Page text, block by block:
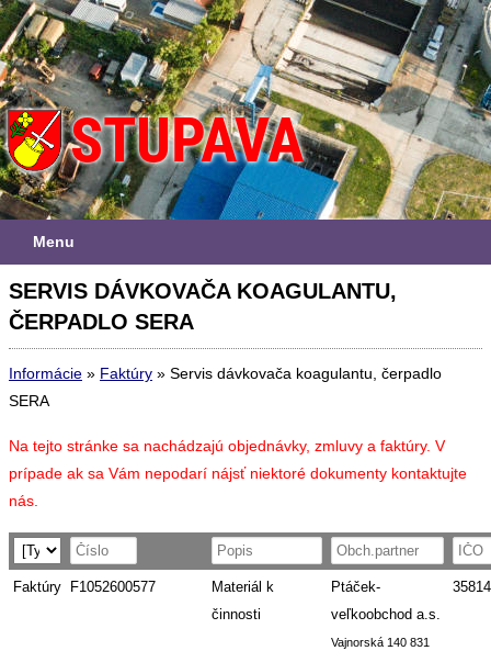
Menu
SERVIS DÁVKOVAČA KOAGULANTU,
ČERPADLO SERA
Informácie » Faktúry » Servis dávkovača koagulantu, čerpadlo
SERA
Na tejto stránke sa nachádzajú objednávky, zmluvy a faktúry. V
prípade ak sa Vám nepodarí nájsť niektoré dokumenty kontaktujte
nás.
Faktúry F1052600577
Materiál k
činnosti
Ptáček-
veľkoobchod a.s.
Vajnorská 140 831